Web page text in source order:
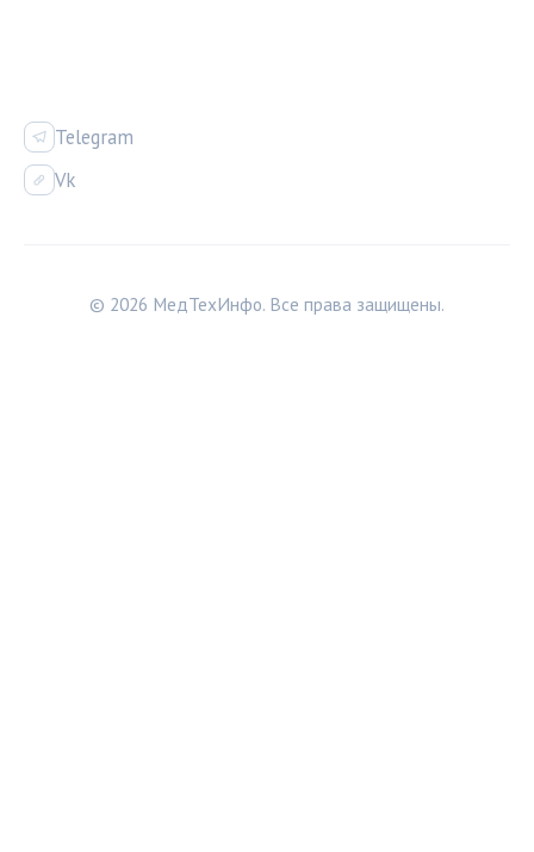
Telegram
Vk
© 2026 МедТехИнфо. Все права защищены.